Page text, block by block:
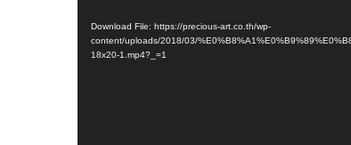
Download File: https://precious-art.co.th/wp-
content/uploads/2018/03/
18x20-1.mp4?_=1